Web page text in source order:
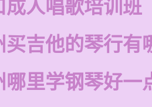
成人唱歌培训班
买吉他的琴行有
哪里学钢琴好一